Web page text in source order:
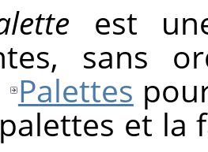
est
sans
Palettes
et la